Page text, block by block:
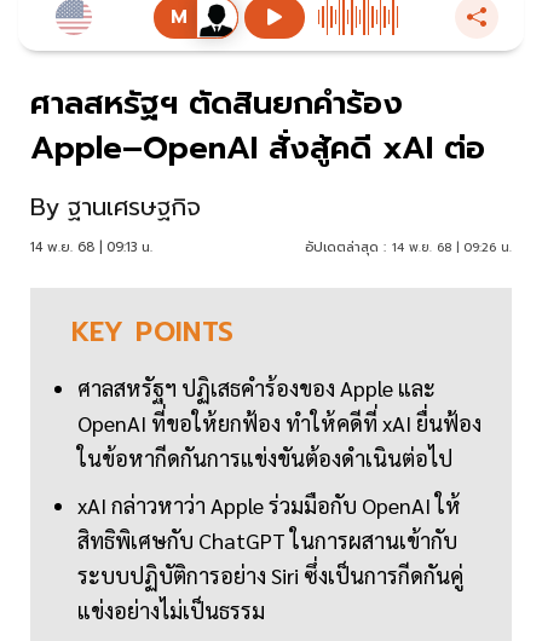
ศาลสหรัฐฯ ตัดสินยกคำร้อง
Apple–OpenAI สั่งสู้คดี xAI ต่อ
By ฐานเศรษฐกิจ
14 พ.ย. 68 | 09:13 น. อัปเดตล่าสุด : 14 พ.ย. 68 | 09:26 น.
KEY POINTS
ศาลสหรัฐฯ ปฏิเสธคำร้องของ Apple และ
OpenAI ที่ขอให้ยกฟ้อง ทำให้คดีที่ xAI ยื่นฟ้อง
ในข้อหากีดกันการแข่งขันต้องดำเนินต่อไป
xAI กล่าวหาว่า Apple ร่วมมือกับ OpenAI ให้
สิทธิพิเศษกับ ChatGPT ในการผสานเข้ากับ
ระบบปฏิบัติการอย่าง Siri ซึ่งเป็นการกีดกันคู่
แข่งอย่างไม่เป็นธรรม